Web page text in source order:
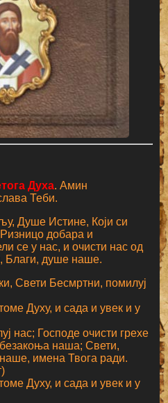
Духа. Амин
Теби.
Душе Истине, Који си
добара и
се у нас, и очисти нас од
Благи, душе наше.
Свети Бесмртни, помилуј
Духу, и сада и увек и у
нас; Господе очисти грехе
наша; Свети,
имена Твога ради.
Духу, и сада и увек и у